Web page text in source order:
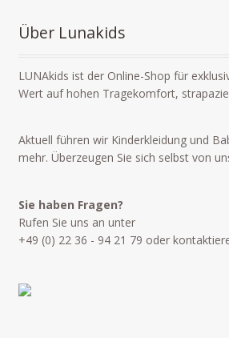
Über Lunakids
LUNAkids ist der Online-Shop für
Wert auf hohen Tragekomfort,
Aktuell führen wir Kinderkleidung und
mehr. Überzeugen Sie sich selbst von
Sie haben Fragen?
Rufen Sie uns an unter
+49 (0) 22 36 - 94 21 79 oder